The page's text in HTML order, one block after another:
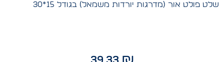
שלט פולט אור (מדרגות יורדות משמאל) בגודל 15*30